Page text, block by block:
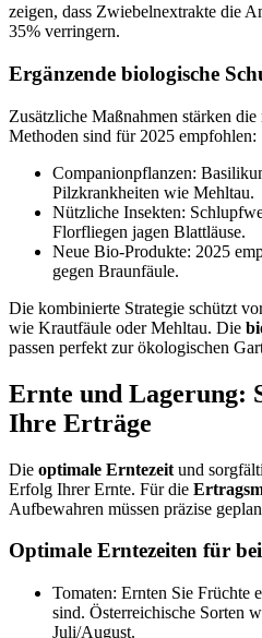
zeigen, dass Zwiebelnextrakte die
35% verringern.
Ergänzende biologische
Zusätzliche Maßnahmen stärken
Methoden sind für 2025 empfohlen:
Companionpflanzen:
Pilzkrankheiten wie Mehltau.
Nützliche Insekten:
Florfliegen jagen Blattläuse.
Neue Bio-Produkte: 2025
gegen Braunfäule.
Die kombinierte Strategie schützt
wie Krautfäule oder Mehltau. Die
passen perfekt zur ökologischen
Ernte und Lagerung:
Ihre Erträge
Die optimale Erntezeit und
Erfolg Ihrer Ernte. Für die
Aufbewahren müssen präzise
Optimale Erntezeiten für
Tomaten: Ernten Sie Früchte
sind. Österreichische Sorten
Juli/August.